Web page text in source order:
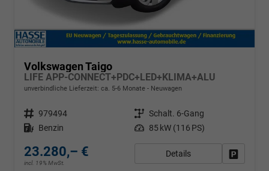
Volkswagen Taigo
LIFE APP-CONNECT+PDC+LED+KLIMA+ALU
unverbindliche Lieferzeit: ca. 5-6 Monate Neuwagen
Fahrzeugnr. 979494 Getriebe Schalt. 6-Gang
Kraftstoff Benzin Leistung 85 kW (116 PS)
23.280,– €
incl. 19% MwSt.
Details